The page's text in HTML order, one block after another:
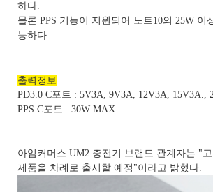
하다.
믈론 PPS 기능이 지원되어 노트10의 25W 이
능하다.
출력정보
PD3.0 C포트 : 5V3A, 9V3A, 12V3A, 15V3A.,
PPS C포트 : 30W MAX
아임커머스 UM2 충전기 브랜드 관계자는 "
제품을 차례로 출시할 예정"이라고 밝혔다.